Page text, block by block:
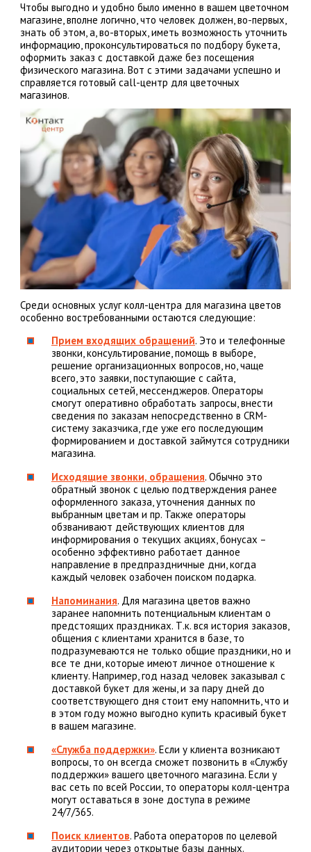
Чтобы выгодно и удобно было именно в вашем цветочном
магазине, вполне логично, что человек должен, во-первых,
знать об этом, а, во-вторых, иметь возможность уточнить
информацию, проконсультироваться по подбору букета,
оформить заказ с доставкой даже без посещения
физического магазина. Вот с этими задачами успешно и
справляется готовый call-центр для цветочных
магазинов.
Среди основных услуг колл-центра для магазина цветов
особенно востребованными остаются следующие:
Прием входящих обращений. Это и телефонные
звонки, консультирование, помощь в выборе,
решение организационных вопросов, но, чаще
всего, это заявки, поступающие с сайта,
социальных сетей, мессенджеров. Операторы
смогут оперативно обработать запросы, внести
сведения по заказам непосредственно в CRM-
систему заказчика, где уже его последующим
формированием и доставкой займутся сотрудники
магазина.
Исходящие звонки, обращения. Обычно это
обратный звонок с целью подтверждения ранее
оформленного заказа, уточнения данных по
выбранным цветам и пр. Также операторы
обзванивают действующих клиентов для
информирования о текущих акциях, бонусах –
особенно эффективно работает данное
направление в предпраздничные дни, когда
каждый человек озабочен поиском подарка.
Напоминания. Для магазина цветов важно
заранее напомнить потенциальным клиентам о
предстоящих праздниках. Т.к. вся история заказов,
общения с клиентами хранится в базе, то
подразумеваются не только общие праздники, но и
все те дни, которые имеют личное отношение к
клиенту. Например, год назад человек заказывал с
доставкой букет для жены, и за пару дней до
соответствующего дня стоит ему напомнить, что и
в этом году можно выгодно купить красивый букет
в вашем магазине.
«Служба поддержки». Если у клиента возникают
вопросы, то он всегда сможет позвонить в «Службу
поддержки» вашего цветочного магазина. Если у
вас сеть по всей России, то операторы колл-центра
могут оставаться в зоне доступа в режиме
24/7/365.
Поиск клиентов. Работа операторов по целевой
аудитории через открытые базы данных.